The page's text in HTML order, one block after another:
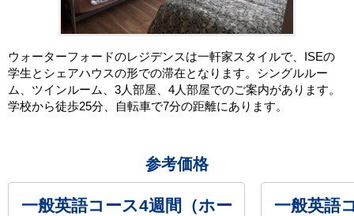
ウォーターフォードのレジデンスは一軒家スタイルで、ISEの
学生とシェアハウスの形での滞在となります。シングルルー
ム、ツインルーム、3人部屋、4人部屋でのご案内があります。
学校から徒歩25分、自転車で7分の距離にあります。
参考価格
一般英語コース4週間（ホー
一般英語